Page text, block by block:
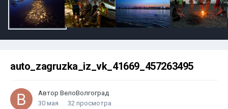
auto_zagruzka_iz_vk_41669_457263495
Автор ВелоВолгоград
30 мая
32 просмотра